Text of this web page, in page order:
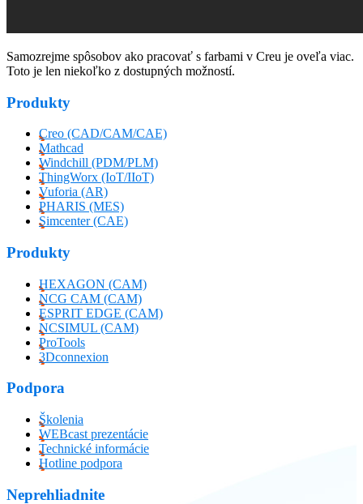
Samozrejme spôsobov ako pracovať s farbami v Creu je oveľa viac.
Toto je len niekoľko z dostupných možností.
Produkty
Creo (CAD/CAM/CAE)
Mathcad
Windchill (PDM/PLM)
ThingWorx (IoT/IIoT)
Vuforia (AR)
PHARIS (MES)
Simcenter (CAE)
Produkty
HEXAGON (CAM)
NCG CAM (CAM)
ESPRIT EDGE (CAM)
NCSIMUL (CAM)
ProTools
3Dconnexion
Podpora
Školenia
WEBcast prezentácie
Technické informácie
Hotline podpora
Neprehliadnite